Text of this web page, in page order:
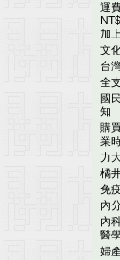
運
加
文
台
全
國
知
購
業
力
橘
免
內
內
醫
婦